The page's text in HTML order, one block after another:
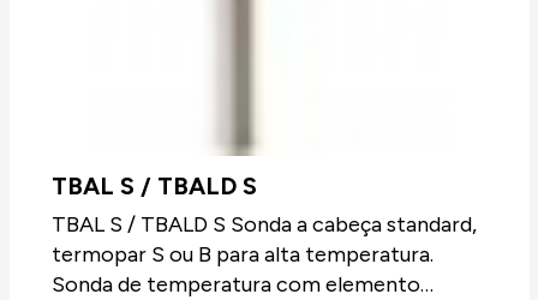
TBAL S / TBALD S
TBAL S / TBALD S Sonda a cabeça standard,
termopar S ou B para alta temperatura.
Sonda de temperatura com elemento